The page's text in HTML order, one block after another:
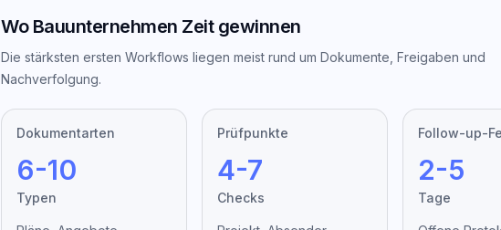
Wo Bauunternehmen Zeit gewinnen
Die stärksten ersten Workflows liegen meist rund um Dokumente, Freigaben und
Nachverfolgung.
Dokumentarten
6-10
Typen
Prüfpunkte
4-7
Checks
Follow-up-
2-5
Tage